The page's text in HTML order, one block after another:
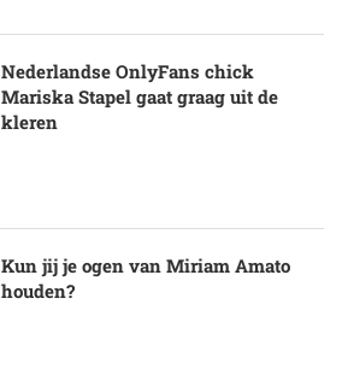
Nederlandse OnlyFans chick
Mariska Stapel gaat graag uit de
kleren
Kun jij je ogen van Miriam Amato
houden?